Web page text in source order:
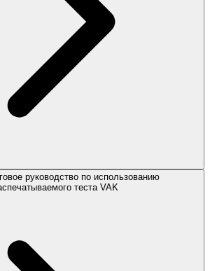
руководство по использованию
теста VAK